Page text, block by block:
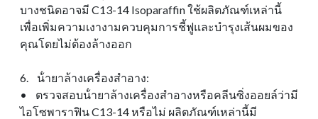
บางชนิดอาจมี C13-14 Isoparaffin ใช้ผลิตภัณฑ์เหล่านี้
เพื่อเพิ่มความเงางามควบคุมการชี้ฟูและบํารุงเส้นผมของ
คุณโดยไม่ต้องล้างออก
6. น้ํายาล้างเครื่องสําอาง:
• ตรวจสอบน้ํายาล้างเครื่องสําอางหรือคลีนซิ่งออยล์ว่ามี
ไอโซพาราฟิน C13-14 หรือไม่ ผลิตภัณฑ์เหล่านี้มี